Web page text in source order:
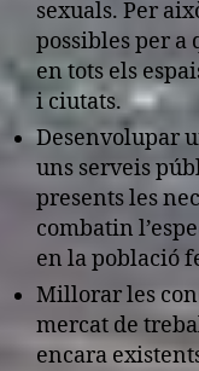
sexuals. Per
possibles per a
en tots els
i ciutats.
Desenvolupar
uns serveis
presents les
combatin
en la població
Millorar les
mercat de
encara